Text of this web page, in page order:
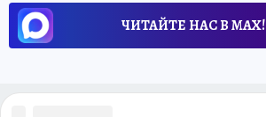
ЧИТАЙТЕ НАС В МАХ!